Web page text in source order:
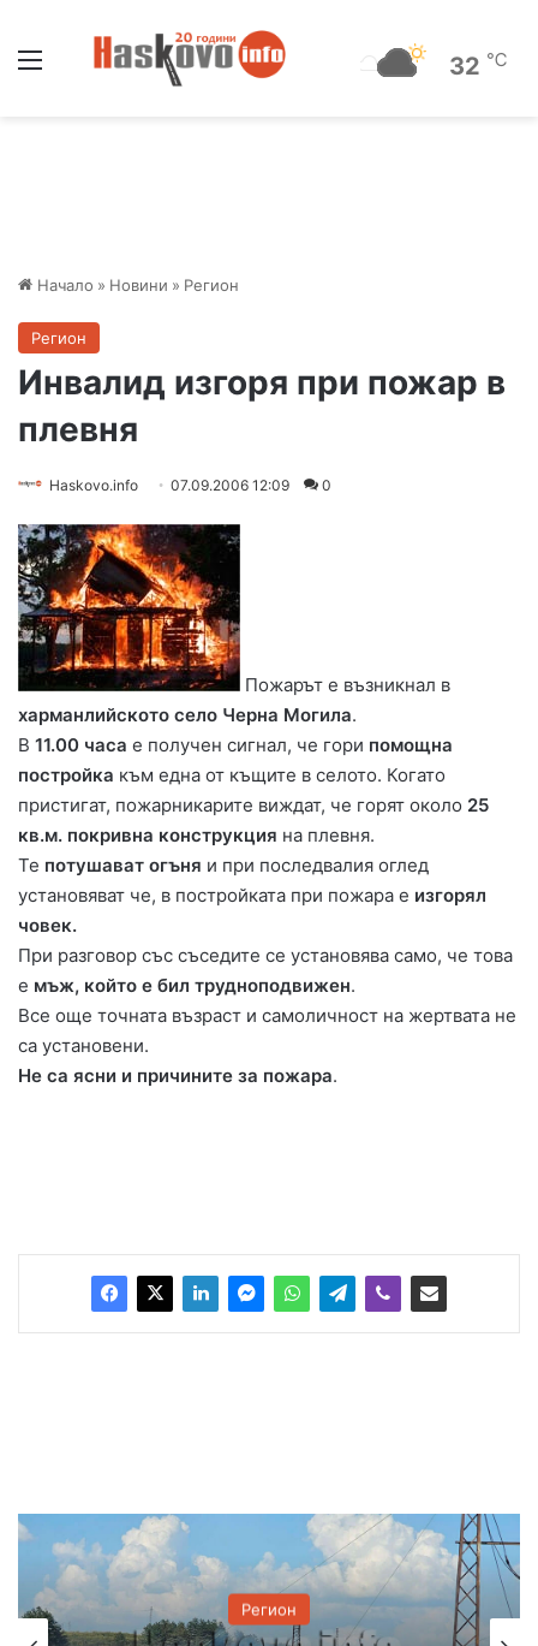
32 ℃
Начало » Новини » Регион
Регион
Инвалид изгоря при пожар в
плевня
Haskovo.info 07.09.2006 12:09 0
Пожарът е възникнал в
харманлийското село Черна Могила.
В 11.00 часа е получен сигнал, че гори помощна
постройка към една от къщите в селото. Когато
пристигат, пожарникарите виждат, че горят около 25
кв.м. покривна конструкция на плевня.
Те потушават огъня и при последвалия оглед
установяват че, в постройката при пожара е изгорял
човек.
При разговор със съседите се установява само, че това
е мъж, който е бил трудноподвижен.
Все още точната възраст и самоличност на жертвата не
са установени.
Не са ясни и причините за пожара.
Регион